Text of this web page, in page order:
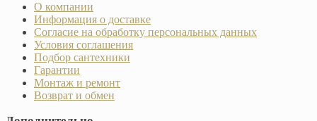
О компании
Информация о доставке
Согласие на обработку персональных данных
Условия соглашения
Подбор сантехники
Гарантии
Монтаж и ремонт
Возврат и обмен